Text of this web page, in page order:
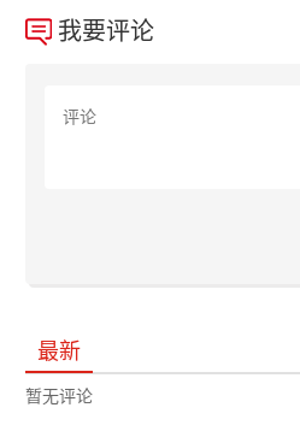
我要评论
最新
暂无评论